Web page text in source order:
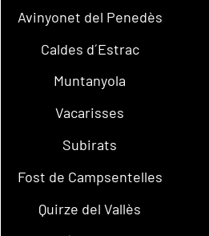
Avinyonet del Penedès
Caldes d´Estrac
Muntanyola
Vacarisses
Subirats
Fost de Campsentelles
Quirze del Vallès